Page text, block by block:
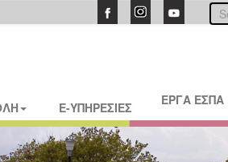
E-ΥΠΗΡΕΣΙΕΣ ΕΡΓΑ ΕΣΠΑ